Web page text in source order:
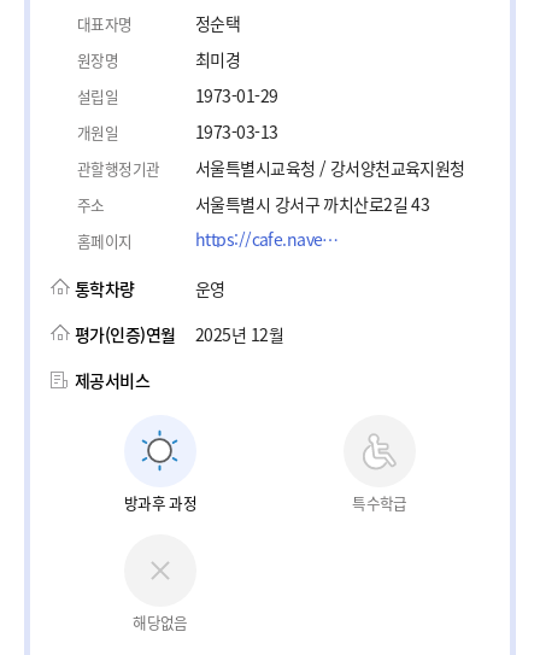
대표자명 정순택
원장명 최미경
설립일 1973-01-29
개원일 1973-03-13
관할행정기관 서울특별시교육청 / 강서양천교육지원청
주소 서울특별시 강서구 까치산로2길 43
홈페이지 https://cafe.naver.com/sunmikinder3341
통학차량
운영
평가(인증)연월
2025년 12월
제공서비스
방과후 과정 특수학급
해당없음